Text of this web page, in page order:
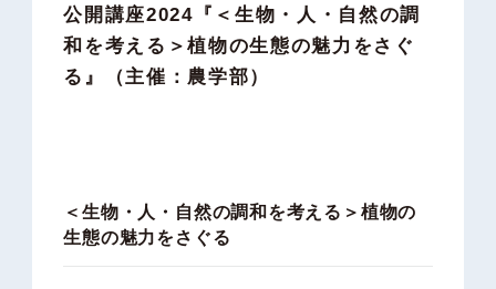
公開講座2024『＜生物・人・自然の調
和を考える＞植物の生態の魅力をさぐ
る』（主催：農学部）
＜生物・人・自然の調和を考える＞植物の
生態の魅力をさぐる